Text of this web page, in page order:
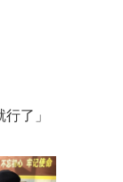
了」